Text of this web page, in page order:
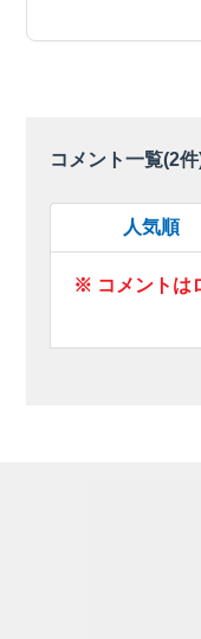
コメント一覧(2
人気順
※ コメントは